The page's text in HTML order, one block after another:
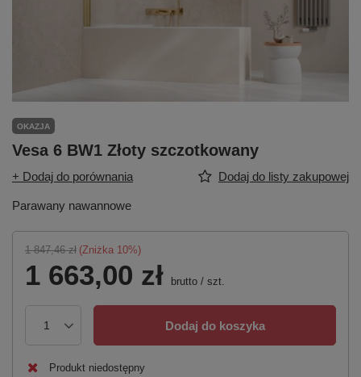
OKAZJA
Vesa 6 BW1 Złoty szczotkowany
+ Dodaj do porównania Dodaj do listy zakupowej
Parawany nawannowe
1 847,46 zł (Zniżka 10%)
1 663,00 zł brutto / szt.
Dodaj do koszyka
Produkt niedostępny